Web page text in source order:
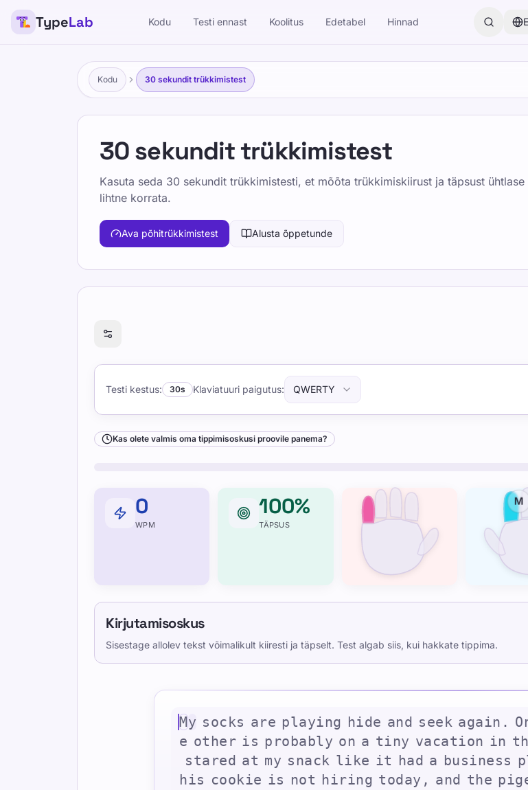
TypeLab Kodu Testi ennast Koolitus Edetabel Hinnad
Kodu 30 sekundit trükkimistest
30 sekundit trükkimistest
Kasuta seda 30 sekundit trükkimistesti, et mõõta trükkimiskiirust ja täpsust
lihtne korrata.
Ava põhitrükkimistest Alusta õppetunde
Kas olete valmis oma tippimisoskusi proovile panema?
Testi kestus: 30s Klaviatuuri paigutus: QWERTY
Kas olete valmis oma tippimisoskusi proovile panema?
0
WPM
100%
TÄPSUS
M
Kirjutamisoskus
Sisestage allolev tekst võimalikult kiiresti ja täpselt. Test algab siis, kui hakkate tippima.
My socks are playing hide and seek again . O
e ot he r is p robably on a tiny vacation in th
sta red at my s nack like it had a business p
his cookie is not hiring today , and the pig